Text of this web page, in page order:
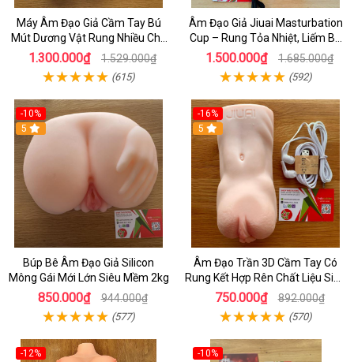
Máy Âm Đạo Giả Cầm Tay Bú
Mút Dương Vật Rung Nhiều Chế
Độ Sưởi Cho Nam Tự Sướng
1.300.000₫ 1.529.000₫
(615)
Âm Đạo Giả Jiuai Masturbation
Cup – Rung Tỏa Nhiệt, Liếm Bú
Tự Động 7 Chế Độ Mạnh Mẽ
1.500.000₫ 1.685.000₫
(592)
-10%
5
Búp Bê Âm Đạo Giả Silicon
Mông Gái Mới Lớn Siêu Mềm 2kg
850.000₫ 944.000₫
(577)
-16%
5
Âm Đạo Trần 3D Cầm Tay Có
Rung Kết Hợp Rên Chất Liệu Siêu
Mềm Dùng Cho Nam Giới Tự
Sướng
750.000₫ 892.000₫
(570)
-12%
-10%